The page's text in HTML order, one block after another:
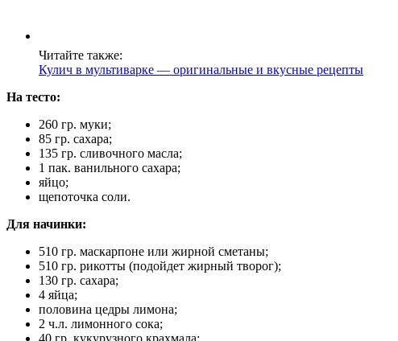
Читайте также:
Кулич в мультиварке — оригинальные и вкусные рецепты
На тесто:
260 гр. муки;
85 гр. сахара;
135 гр. сливочного масла;
1 пак. ванильного сахара;
яйцо;
щепоточка соли.
Для начинки:
510 гр. маскарпоне или жирной сметаны;
510 гр. рикотты (подойдет жирный творог);
130 гр. сахара;
4 яйца;
половина цедры лимона;
2 ч.л. лимонного сока;